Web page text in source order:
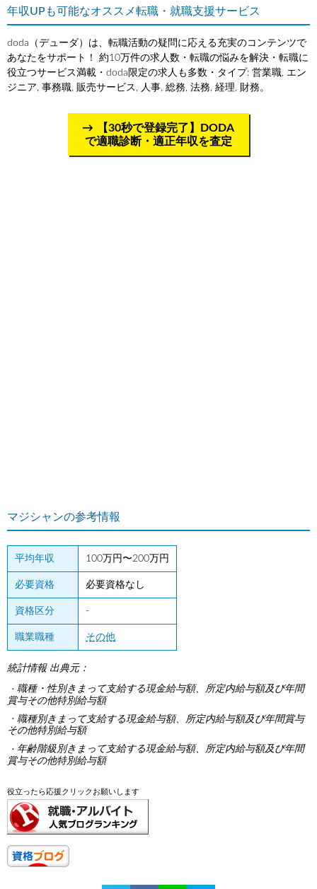
年収UPも可能なオススメ転職・就職支援サービス
doda（デューダ）は、転職活動の疑問に応える充実のコンテンツで
あなたをサポート！ 約10万件の求人数・転職の悩みを解決・転職に
役立つサービス満載・doda限定の求人も多数・タイプ: 営業職, エン
ジニア, 事務職, 販売サービス, 人事, 総務, 法務, 経理, 財務。
【30秒で登録完了】DODA
で適職診断・適正年収を査定
マジシャンの参考情報
平均年収 100万円〜200万円
必要資格 必要資格なし
資格区分 -
職業職種 その他
統計情報 出典元：
職種・性別きまって支給する現金給与額、所定内給与額及び年間
賞与その他特別給与額
職種別きまって支給する現金給与額、所定内給与額及び年間賞与
その他特別給与額
年齢階級別きまって支給する現金給与額、所定内給与額及び年間
賞与その他特別給与額
役立ったら応援クリックお願いします